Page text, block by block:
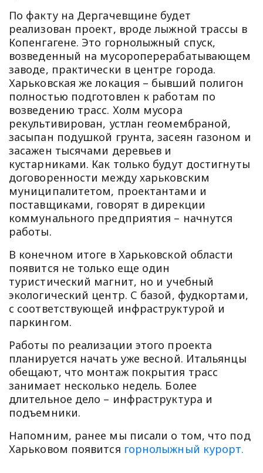
По факту на Дергачевщине будет
реализован проект, вроде лыжной трассы в
Копенгагене. Это горнолыжный спуск,
возведенный на мусороперерабатывающем
заводе, практически в центре города.
Харьковская же локация – бывший полигон
полностью подготовлен к работам по
возведению трасс. Холм мусора
рекультивирован, устлан геомембраной,
засыпан подушкой грунта, засеян газоном и
засажен тысячами деревьев и
кустарниками. Как только будут достигнуты
договоренности между харьковским
муниципалитетом, проектантами и
поставщиками, говорят в дирекции
коммунального предприятия – начнутся
работы.
В конечном итоге в Харьковской области
появится не только еще один
туристический магнит, но и учебный
экологический центр. С базой, фудкортами,
с соответствующей инфраструктурой и
паркингом.
Работы по реализации этого проекта
планируется начать уже весной. Итальянцы
обещают, что монтаж покрытия трасс
занимает несколько недель. Более
длительное дело – инфраструктура и
подъемники.
Напомним, ранее мы писали о том, что под
Харьковом появится горнолыжный курорт.